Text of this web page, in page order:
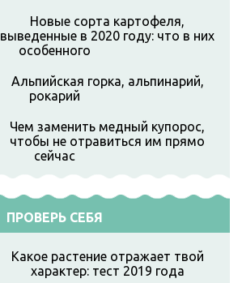
Новые сорта картофеля,
выведенные в 2020 году: что в них
особенного
Альпийская горка, альпинарий,
рокарий
Чем заменить медный купорос,
чтобы не отравиться им прямо
сейчас
ПРОВЕРЬ СЕБЯ
Какое растение отражает твой
характер: тест 2019 года